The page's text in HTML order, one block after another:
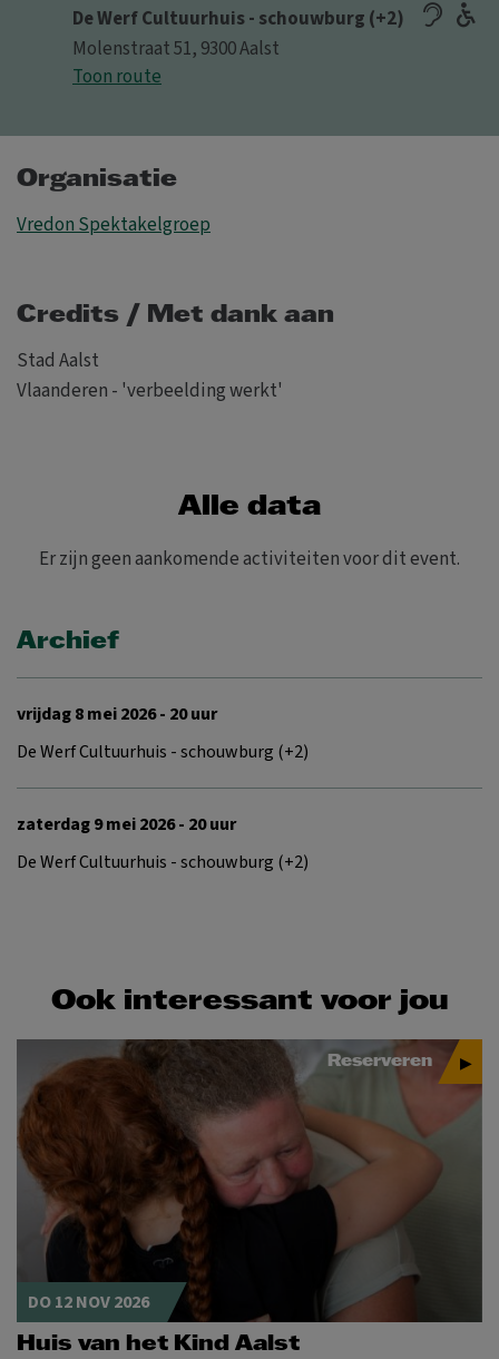
De Werf Cultuurhuis - schouwburg (+2)
Molenstraat 51, 9300 Aalst
Toon route
Organisatie
Vredon Spektakelgroep
Credits / Met dank aan
Stad Aalst
Vlaanderen - 'verbeelding werkt'
Alle data
Er zijn geen aankomende activiteiten voor dit event.
Archief
vrijdag 8 mei 2026 - 20 uur
De Werf Cultuurhuis - schouwburg (+2)
zaterdag 9 mei 2026 - 20 uur
De Werf Cultuurhuis - schouwburg (+2)
Ook interessant voor jou
Reserveren
DO 12 NOV 2026
Huis van het Kind Aalst